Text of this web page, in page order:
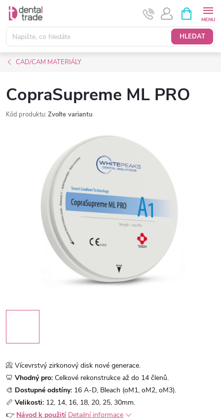
Přejít
obsah
HLEDAT
NÁKUPNÍ
KOŠÍK
CAD/CAM MATERIÁLY
CopraSupreme ML PRO
Kód produktu: Zvolte variantu
📀 Vícevrstvý zirkonový disk nové generace.
🦷 Vhodný pro: Celkové rekonstrukce až do 14 členů.
🎨 Dostupné odstíny: 16 A-D, Bleach (oM1, oM2, oM3).
📏 Velikosti: 12, 14, 16, 18, 20, 25, 30mm.
👉 Návod k použití Detailní informace